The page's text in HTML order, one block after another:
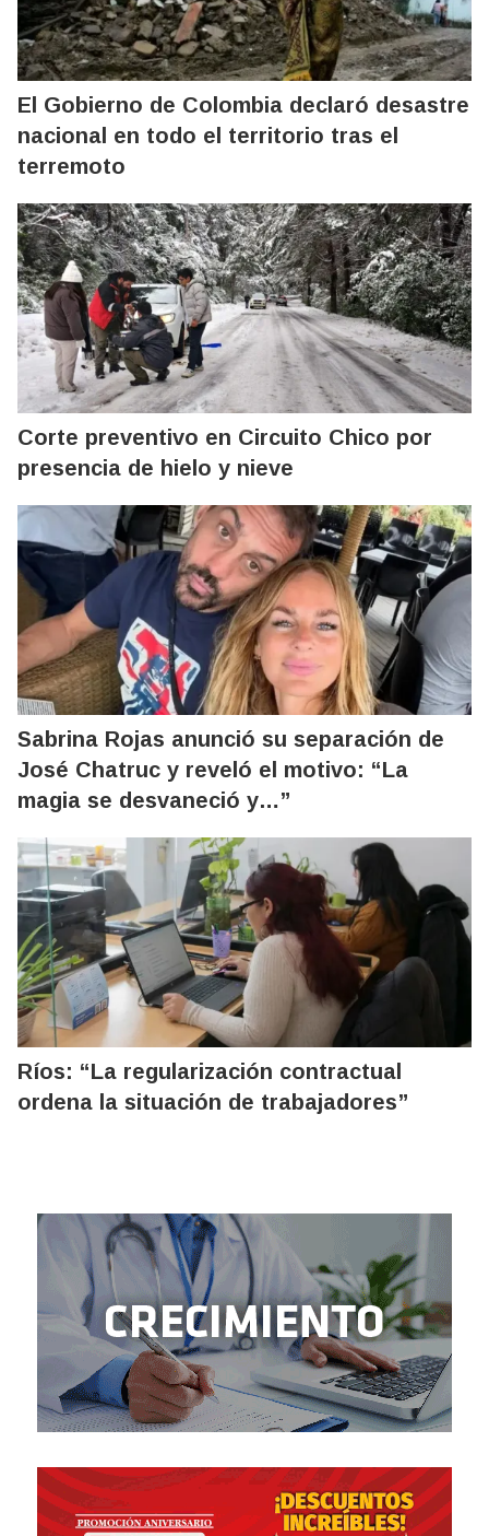
El Gobierno de Colombia declaró desastre
nacional en todo el territorio tras el
terremoto
Corte preventivo en Circuito Chico por
presencia de hielo y nieve
Sabrina Rojas anunció su separación de
José Chatruc y reveló el motivo: “La
magia se desvaneció y…”
Ríos: “La regularización contractual
ordena la situación de trabajadores”